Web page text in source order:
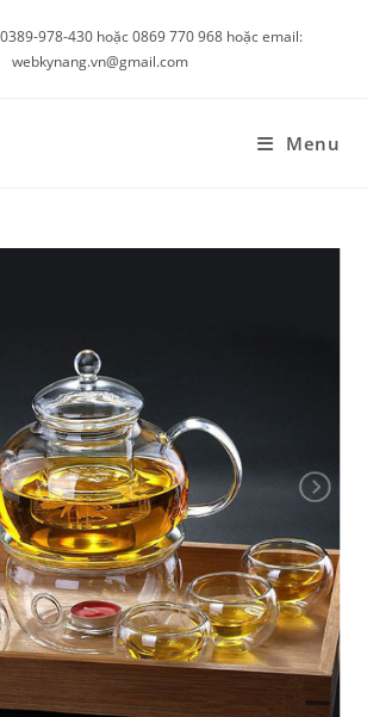
978-430 hoặc 0869 770 968 hoặc email:
webkynang.vn@gmail.com
Menu